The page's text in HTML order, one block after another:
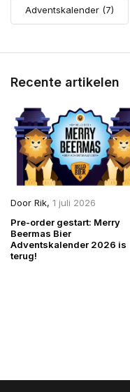
Adventskalender (7)
Recente artikelen
Door Rik, 1 juli 2026
Pre-order gestart: Merry
Beermas Bier
Adventskalender 2026 is
terug!